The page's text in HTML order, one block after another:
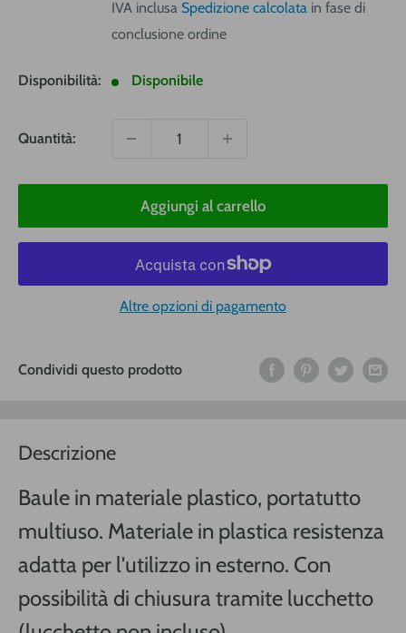
IVA inclusa Spedizione calcolata in fase di
conclusione ordine
Disponibilità: Disponibile
Quantità:
Aggiungi al carrello
Altre opzioni di pagamento
Condividi questo prodotto
Descrizione
Baule in materiale plastico, portatutto
multiuso. Materiale in plastica resistenza
adatta per l'utilizzo in esterno. Con
possibilità di chiusura tramite lucchetto